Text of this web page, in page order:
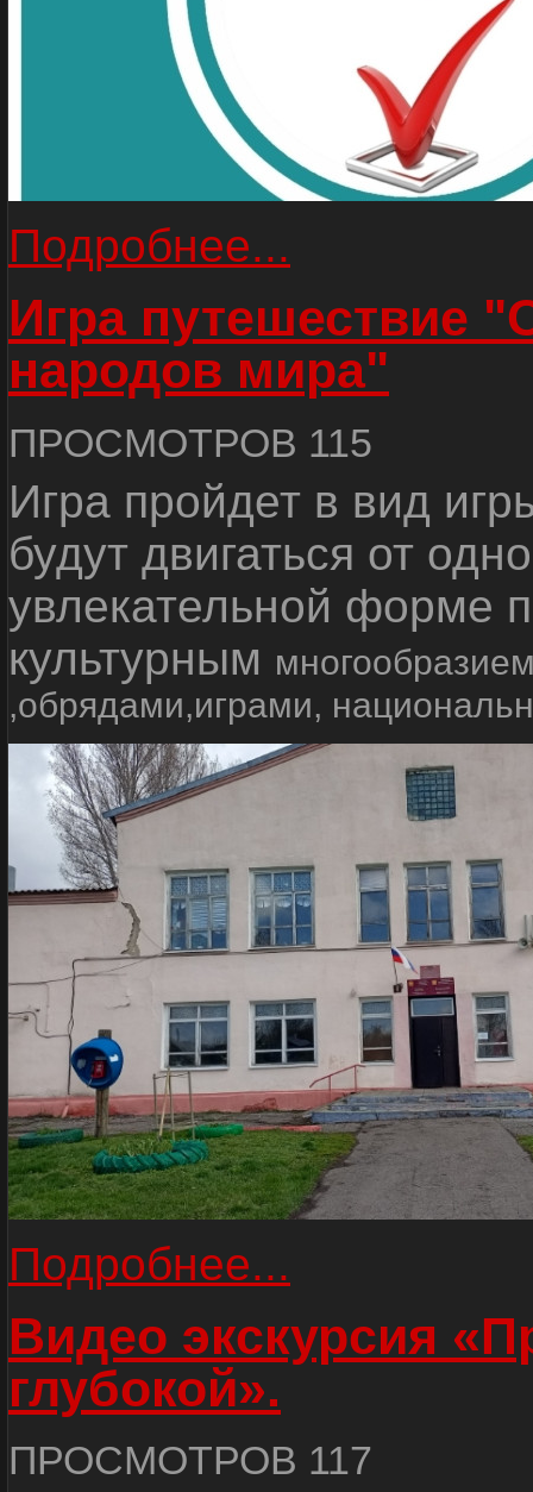
Подробнее...
Игра путешествие
народов мира"
ПРОСМОТРОВ 115
Игра пройдет в вид
будут двигаться от
увлекательной форме
культурным
,обрядами,играми,
Подробнее...
Видео экскурсия
глубокой».
ПРОСМОТРОВ 117